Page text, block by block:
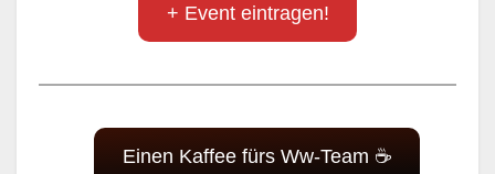
+ Event eintragen!
Einen Kaffee fürs Ww-Team ☕